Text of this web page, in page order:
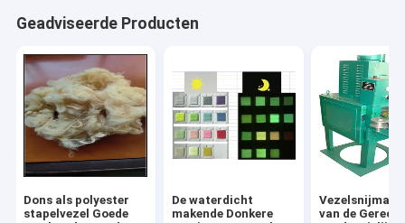
Geadviseerde Producten
Dons als polyester
stapelvezel Goede
De waterdicht
makende Donkere
van de